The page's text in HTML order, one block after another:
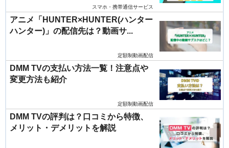
スマホ・携帯通信サービス
アニメ「HUNTER×HUNTER(ハンター
ハンター)」の配信先は？動画サ...
定額制動画配信
DMM TVの支払い方法一覧！注意点や
変更方法も紹介
定額制動画配信
DMM TVの評判は？口コミから特徴、
メリット・デメリットを解説